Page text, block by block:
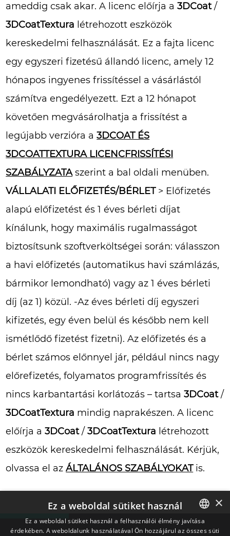
ameddig csak akar. A licenc előírja a3DCoat/
3DCoatTextura létrehozott eszközök
kereskedelmi felhasználását. Ez a fajta licenc
egy egyszeri fizetésű állandó licenc, amely 12
hónapos ingyenes frissítéssel a vásárlástól
számítva engedélyezett. Ezt a 12 hónapot
követően megvásárolhatja a frissítést a
legújabb verzióra a3DCOAT ÉS
3DCOATTEXTURA LICENCFRISSÍTÉSI
SZABÁLYZATAszerint a bal oldali menüben.
VÁLLALATI ELŐFIZETÉS/BÉRLET> Előfizetés
alapú előfizetést és 1 éves bérleti díjat
kínálunk, hogy maximális rugalmasságot
biztosítsunk szoftverköltségei során: válasszon
a havi előfizetés (automatikus havi számlázás,
bármikor lemondható) vagy az 1 éves bérleti
díj (az 1) közül. -Az éves bérleti díj egyszeri
kifizetés, egy éven belül és később nem kell
ismétlődő fizetést fizetni). Az előfizetés és a
bérlet számos előnnyel jár, például nincs nagy
előrefizetés, folyamatos programfrissítés és
nincs karbantartási korlátozás – tartsa3DCoat/
3DCoatTextura mindig naprakészen. A licenc
előírja a3DCoat/3DCoatTextura létrehozott
eszközök kereskedelmi felhasználását. Kérjük,
olvassa el azÁLTALÁNOS SZABÁLYOKATis.
ENGLISH
×
Ez a weboldal sütiket használ
Ez a weboldal sütiket használ a felhasználói élmény javítása
érdekében. A weboldalunk használatával Ön hozzájárul az összes süti